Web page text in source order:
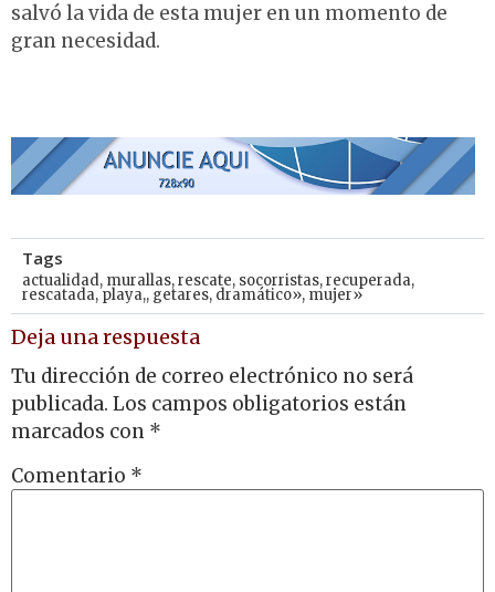
salvó la vida de esta mujer en un momento de
gran necesidad.
Tags
actualidad, murallas,rescate, socorristas,recuperada,
rescatada,playa,, getares, dramático», mujer»
Deja una respuesta
Tu dirección de correo electrónico no será
publicada. Los campos obligatorios están
marcados con *
Comentario *